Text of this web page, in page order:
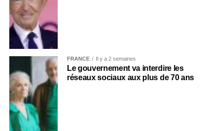
FRANCE Il y a 2 semaines
Le gouvernement va interdire les
réseaux sociaux aux plus de 70 ans